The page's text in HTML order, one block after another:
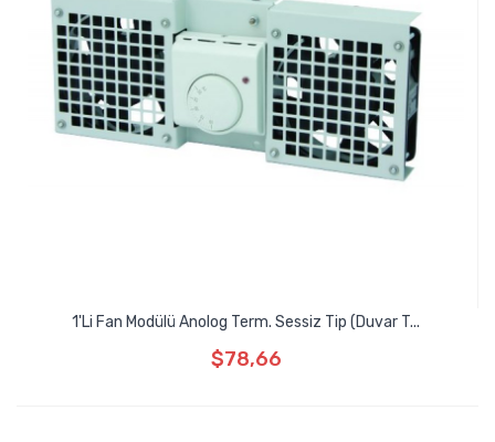
1'li Fan Modülü Anolog Term. Sessiz Tip (Duvar T...
$78,66